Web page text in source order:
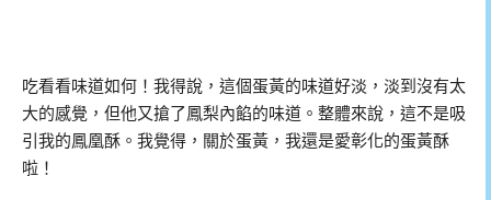
吃看看味道如何！我得說，這個蛋黃的味道好淡，淡到沒有太
大的感覺，但他又搶了鳳梨內餡的味道。整體來說，這不是吸
引我的鳳凰酥。我覺得，關於蛋黃，我還是愛彰化的蛋黃酥
啦！